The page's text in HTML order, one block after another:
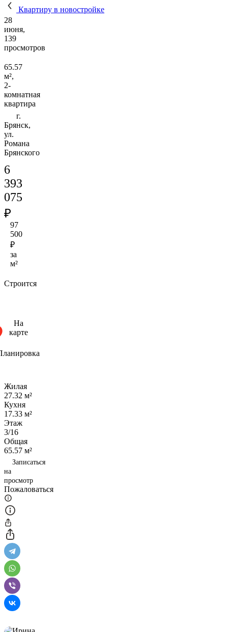
Квартиру в новостройке
28
июня,
139
просмотров
65.57
м²,
2-
комнатная
квартира
г.
Брянск,
ул.
Романа
Брянского
6
393
075
₽
97
500
₽
за
м²
Строится
На
карте
Жилая
27.32 м²
Кухня
17.33 м²
Этаж
3/16
Общая
65.57 м²
Записаться
на
просмотр
Пожаловаться